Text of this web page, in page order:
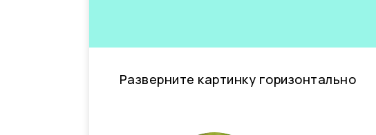
Разверните картинку горизонтально